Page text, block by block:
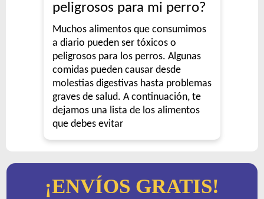
peligrosos para mi perro?
Muchos alimentos que consumimos
a diario pueden ser tóxicos o
peligrosos para los perros. Algunas
comidas pueden causar desde
molestias digestivas hasta problemas
graves de salud. A continuación, te
dejamos una lista de los alimentos
que debes evitar
¡ENVÍOS GRATIS!